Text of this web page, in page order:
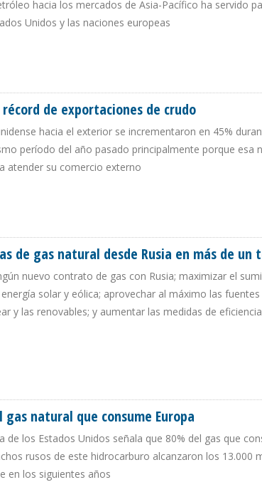
hacia los mercados de Asia-Pacífico ha servido
Unidos y las naciones europeas
de exportaciones de crudo
hacia el exterior se incrementaron en 45%
período del año pasado principalmente porque esa
atender su comercio externo
de gas natural desde Rusia en más de un
nuevo contrato de gas con Rusia; maximizar el
solar y eólica; aprovechar al máximo las
y las renovables; y aumentar las medidas de
natural que consume Europa
de los Estados Unidos señala que 80% del gas que
rusos de este hidrocarburo alcanzaron los 13.000
en los siguientes años